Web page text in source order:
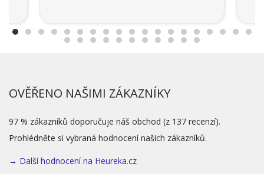
OVĚŘENO NAŠIMI ZÁKAZNÍKY
97 % zákazníků doporučuje náš obchod (z 137 recenzí).
Prohlédněte si vybraná hodnocení našich zákazníků.
→ Další hodnocení na Heureka.cz